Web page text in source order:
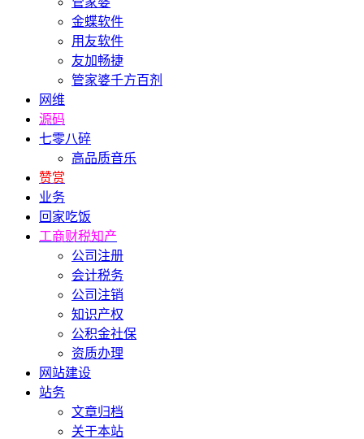
金蝶软件
用友软件
友加畅捷
管家婆千方百剂
网维
源码
七零八碎
高品质音乐
赞赏
业务
回家吃饭
工商财税知产
公司注册
会计税务
公司注销
知识产权
公积金社保
资质办理
网站建设
站务
文章归档
关于本站